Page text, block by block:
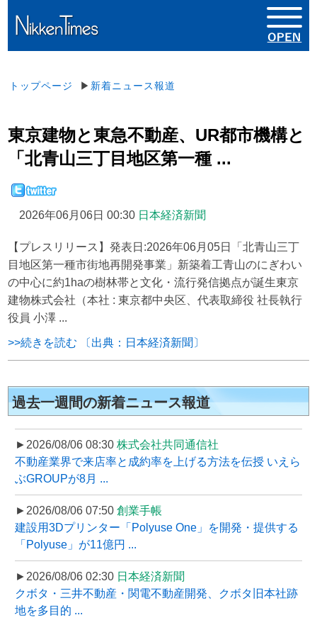
トップページ ▶ 新着ニュース報道
東京建物と東急不動産、UR都市機構と
「北青山三丁目地区第一種 ...
2026年06月06日 00:30 日本経済新聞
【プレスリリース】発表日:2026年06月05日「北青山三丁
目地区第一種市街地再開発事業」新築着工青山のにぎわい
の中心に約1haの樹林帯と文化・流行発信拠点が誕生東京
建物株式会社（本社 : 東京都中央区、代表取締役 社長執行
役員 小澤 ...
>>続きを読む 〔出典：日本経済新聞〕
過去一週間の新着ニュース報道
►2026/08/06 08:30 株式会社共同通信社
不動産業界で来店率と成約率を上げる方法を伝授 いえら
ぶGROUPが8月 ...
►2026/08/06 07:50 創業手帳
建設用3Dプリンター「Polyuse One」を開発・提供する
「Polyuse」が11億円 ...
►2026/08/06 02:30 日本経済新聞
クボタ・三井不動産・関電不動産開発、クボタ旧本社跡
地を多目的 ...